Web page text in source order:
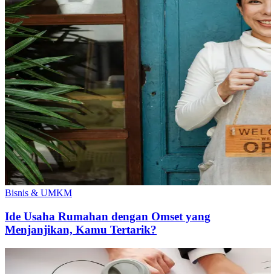
Bisnis & UMKM
Ide Usaha Rumahan dengan Omset yang
Menjanjikan, Kamu Tertarik?